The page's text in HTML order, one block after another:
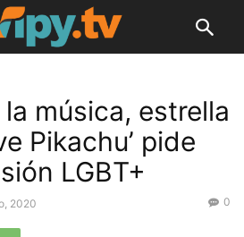
música, estrella
Pikachu’ pide
LGBT+
2020 0